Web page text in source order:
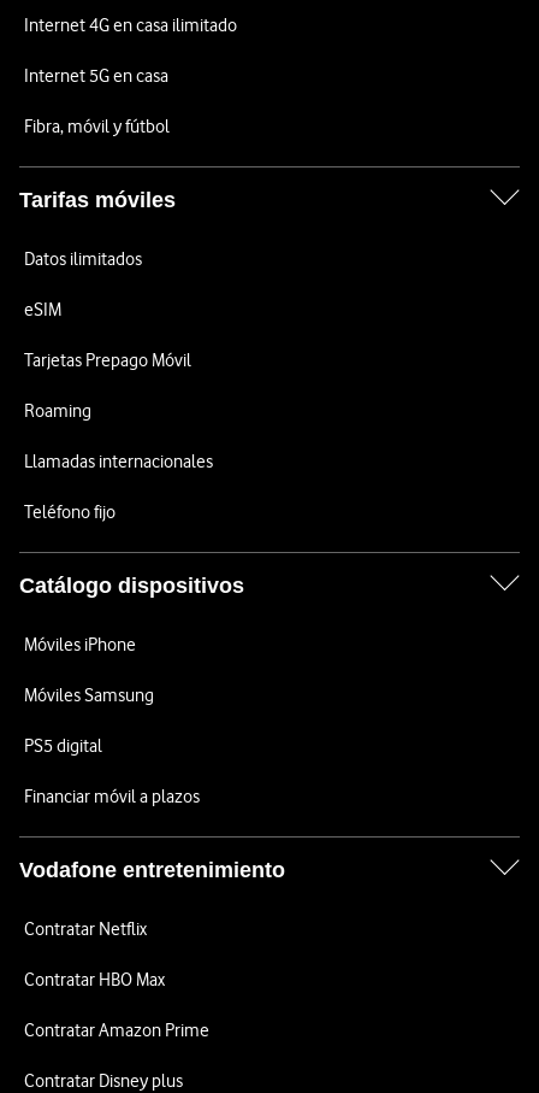
Internet 4G en casa ilimitado
Internet 5G en casa
Fibra, móvil y fútbol
Tarifas móviles
Datos ilimitados
eSIM
Tarjetas Prepago Móvil
Roaming
Llamadas internacionales
Teléfono fijo
Catálogo dispositivos
Móviles iPhone
Móviles Samsung
PS5 digital
Financiar móvil a plazos
Vodafone entretenimiento
Contratar Netflix
Contratar HBO Max
Contratar Amazon Prime
Contratar Disney plus